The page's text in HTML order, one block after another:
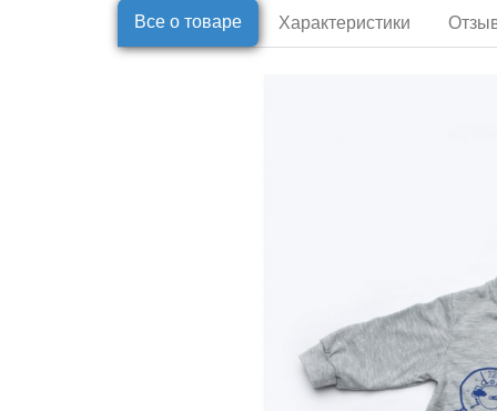
Все о товаре Характеристики